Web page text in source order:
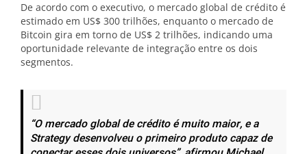
De acordo com o executivo, o mercado global de crédito é
estimado em US$ 300 trilhões, enquanto o mercado de
Bitcoin gira em torno de US$ 2 trilhões, indicando uma
oportunidade relevante de integração entre os dois
segmentos.
“O mercado global de crédito é muito maior, e a
Strategy desenvolveu o primeiro produto capaz de